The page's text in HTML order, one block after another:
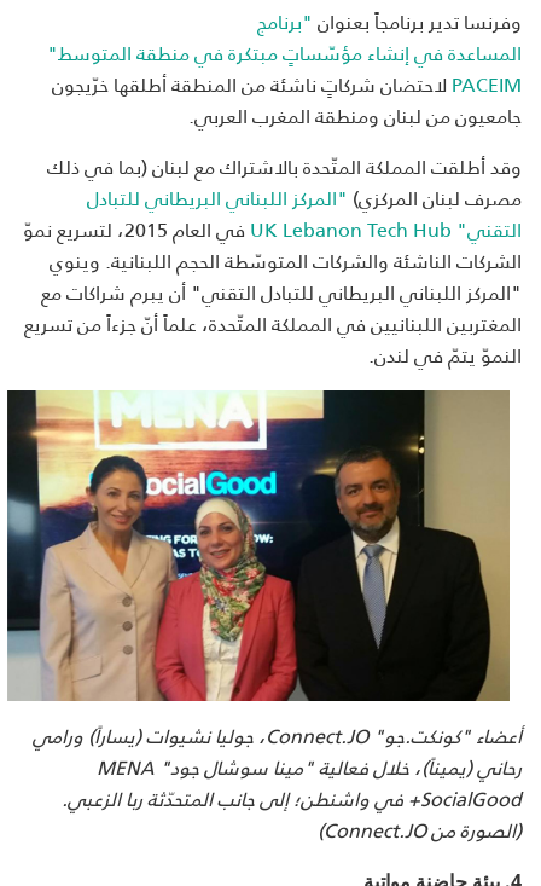
وفرنسا تدير برنامجاً بعنوان"برنامج
المساعدة في إنشاء مؤسّساتٍ مبتكرة في منطقة المتوسط"
PACEIMلاحتضان شركاتٍ ناشئة من المنطقة أطلقها خرّيجون
جامعيون من لبنان ومنطقة المغرب العربي.
وقد أطلقت المملكة المتّحدة بالاشتراك مع لبنان (بما في ذلك
مصرف لبنان المركزي) "المركز اللبناني البريطاني للتبادل
التقني" UK Lebanon Tech Hub
في العام 2015، لتسريع نموّ
الشركات الناشئة والشركات المتوسّطة الحجم اللبنانية. وينوي
"المركز اللبناني البريطاني للتبادل التقني" أن يبرم شراكات مع
المغتربين اللبنانيين في المملكة المتّحدة، علماً أنّ جزءاً من تسريع
النموّ يتمّ في لندن.
أعضاء "كونكت.جو" Connect.JO، جوليا نشيوات (يساراً) ورامي
رحاني (يميناً)، خلال فعالية "مينا سوشال جود" MENA
+SocialGoodفي واشنطن؛ إلى جانب المتحدّثة ربا الزعبي.
(الصورة منConnect.JO
)